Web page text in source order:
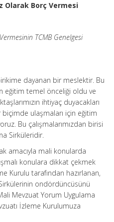
Olarak Borç Vermesi
TCMB Genelgesi
dayanan bir meslektir. Bu
eğitim temel önceliği oldu ve
ihtiyaç duyacakları
biçimde ulaşmaları için eğitim
Bu çalışmalarımızdan birisi
Sirküleridir.
amacıyla mali konularda
konulara dikkat çekmek
Kurulu tarafından hazırlanan,
ondördüncüsünü
Mevzuat Yorum Uygulama
İzleme Kurulumuza